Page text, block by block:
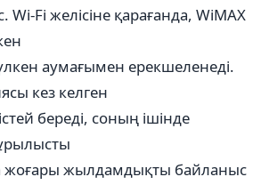
Fi желісіне қарағанда, WiMAX
аумағымен ерекшеленеді.
кез келген
береді, соның ішінде
жоғары жылдамдықты байланыс